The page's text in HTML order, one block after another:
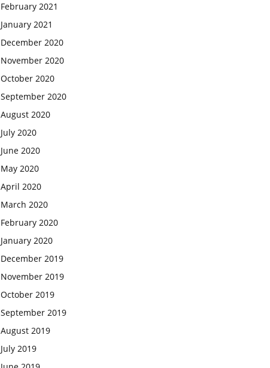
February 2021
January 2021
December 2020
November 2020
October 2020
September 2020
August 2020
July 2020
June 2020
May 2020
April 2020
March 2020
February 2020
January 2020
December 2019
November 2019
October 2019
September 2019
August 2019
July 2019